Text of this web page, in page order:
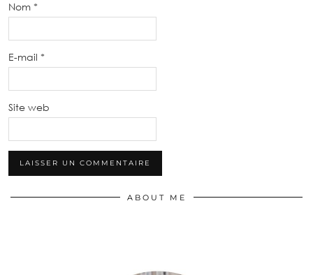
Nom *
E-mail *
Site web
ABOUT ME